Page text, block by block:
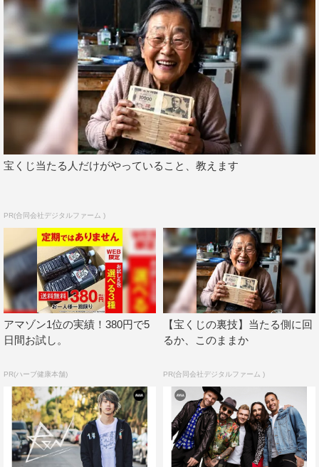
Legendの隠れた名曲「All of Me」をはじめ、グラミー賞7
冠を誇るJohn Mayerの「My Stupid Mouth」や世界的ヒッ
トとなったThe Chainsmokers & Coldplayの「Something
Just Like This」など、さまざまなジャンルの洋楽曲がセレ
クトされている。
『Selected by androp：恋している時に聴きたい恋愛ソン
グ』
プレイリストURL：https://mf.awa.fm/2TRuDZ8
02. All of Me／John Legend
03. You Are The Sunshine Of My Life（Album Version）／
Stevie Wonder
04. Love Never Felt so Good／Michael Jackson
05. My Stupid Mouth／John Mayer
06. I’m Yours／Jason Mraz
07. Shape of You／Ed Sheeran
Coldplay
09. You Belong With Me／Taylor Swift
10. Let There Be Love／Oasis
11. No One／Alicia Keys
12. Rolling Stone（Album Version（Explicit））／The
宝くじ当たる人だけがやっていること、教えます
PR(合同会社デジタルファーム )
アマゾン1位の実績！380円で5
日間お試し。
PR(ハーブ健康本舗)
【宝くじの裏技】当たる側に回
るか、このままか
PR(合同会社デジタルファーム )